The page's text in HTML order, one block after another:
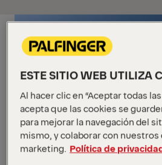
ESTE SITIO WEB UTILIZA
Al hacer clic en “Aceptar todas
acepta que las cookies se
para mejorar la navegación del
mismo, y colaborar con
marketing. Política de